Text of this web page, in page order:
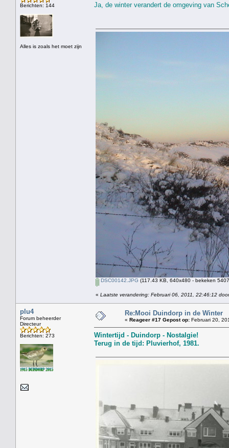
Berichten: 144
Alles is zoals het moet zijn
Ja, de winter verandert de omgeving van
DSC00142.JPG (117.43 KB, 640x480 - bekeken
« Laatste verandering: Februari 06, 2011, 22:46:12
plu4
Forum beheerder
Directeur
Berichten: 273
Re:Mooi Duindorp in de Winter
« Reageer #17 Gepost op: Februari 20,
Wintertijd - Duindorp - Nostalgie!
Terug in de tijd: Pluvierhof, 1981.